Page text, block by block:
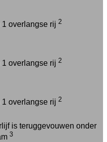
1 overlangse rij 2
1 overlangse rij 2
1 overlangse rij 2
is teruggevouwen onder
3